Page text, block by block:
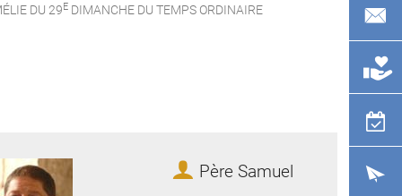
DU 29EDIMANCHE DU TEMPS ORDINAIRE
Père Samuel